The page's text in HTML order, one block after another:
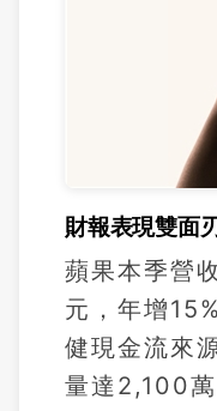
財報表現雙面
蘋果本季營
元，年增
健現金流來
量達2,100